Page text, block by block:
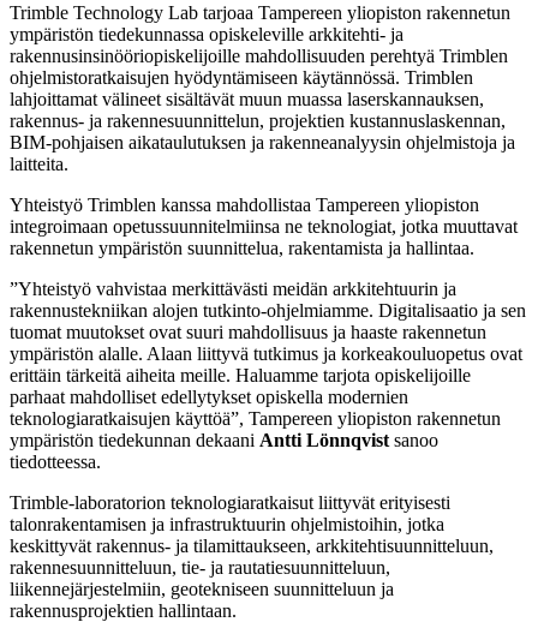
Trimble Technology Lab tarjoaa Tampereen yliopiston rakennetun
ympäristön tiedekunnassa opiskeleville arkkitehti- ja
rakennusinsinööriopiskelijoille mahdollisuuden perehtyä Trimblen
ohjelmistoratkaisujen hyödyntämiseen käytännössä. Trimblen
lahjoittamat välineet sisältävät muun muassa laserskannauksen,
rakennus- ja rakennesuunnittelun, projektien kustannuslaskennan,
BIM-pohjaisen aikataulutuksen ja rakenneanalyysin ohjelmistoja ja
laitteita.
Yhteistyö Trimblen kanssa mahdollistaa Tampereen yliopiston
integroimaan opetussuunnitelmiinsa ne teknologiat, jotka muuttavat
rakennetun ympäristön suunnittelua, rakentamista ja hallintaa.
”Yhteistyö vahvistaa merkittävästi meidän arkkitehtuurin ja
rakennustekniikan alojen tutkinto-ohjelmiamme. Digitalisaatio ja sen
tuomat muutokset ovat suuri mahdollisuus ja haaste rakennetun
ympäristön alalle. Alaan liittyvä tutkimus ja korkeakouluopetus ovat
erittäin tärkeitä aiheita meille. Haluamme tarjota opiskelijoille
parhaat mahdolliset edellytykset opiskella modernien
teknologiaratkaisujen käyttöä”, Tampereen yliopiston rakennetun
ympäristön tiedekunnan dekaani Antti Lönnqvist sanoo
tiedotteessa.
Trimble-laboratorion teknologiaratkaisut liittyvät erityisesti
talonrakentamisen ja infrastruktuurin ohjelmistoihin, jotka
keskittyvät rakennus- ja tilamittaukseen, arkkitehtisuunnitteluun,
rakennesuunnitteluun, tie- ja rautatiesuunnitteluun,
liikennejärjestelmiin, geotekniseen suunnitteluun ja
rakennusprojektien hallintaan.